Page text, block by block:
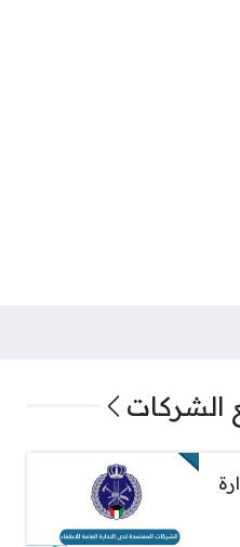
الشركات